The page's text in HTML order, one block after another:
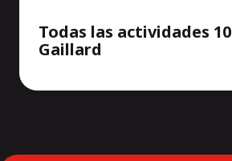
Todas las actividades
Gaillard